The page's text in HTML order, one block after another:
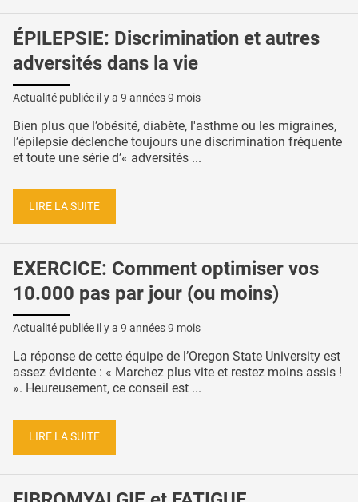
ÉPILEPSIE: Discrimination et autres
adversités dans la vie
Actualité publiée il y a 9 années 9 mois
Bien plus que l’obésité, diabète, l'asthme ou les migraines,
l’épilepsie déclenche toujours une discrimination fréquente
et toute une série d’« adversités ...
LIRE LA SUITE
EXERCICE: Comment optimiser vos
10.000 pas par jour (ou moins)
Actualité publiée il y a 9 années 9 mois
La réponse de cette équipe de l’Oregon State University est
assez évidente : « Marchez plus vite et restez moins assis !
». Heureusement, ce conseil est ...
LIRE LA SUITE